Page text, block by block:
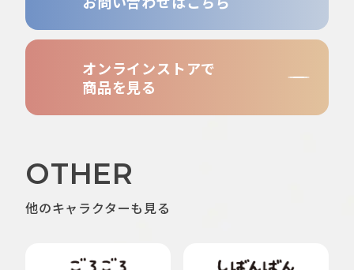
オンラインストアで
商品を見る
OTHER
他のキャラクターも見る